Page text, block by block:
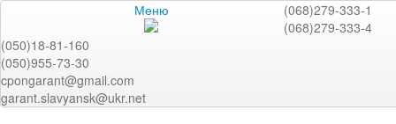
Меню
(068)279-333-1
(068)279-333-4
(050)18-81-160
(050)955-73-30
cpongarant@gmail.com
garant.slavyansk@ukr.net